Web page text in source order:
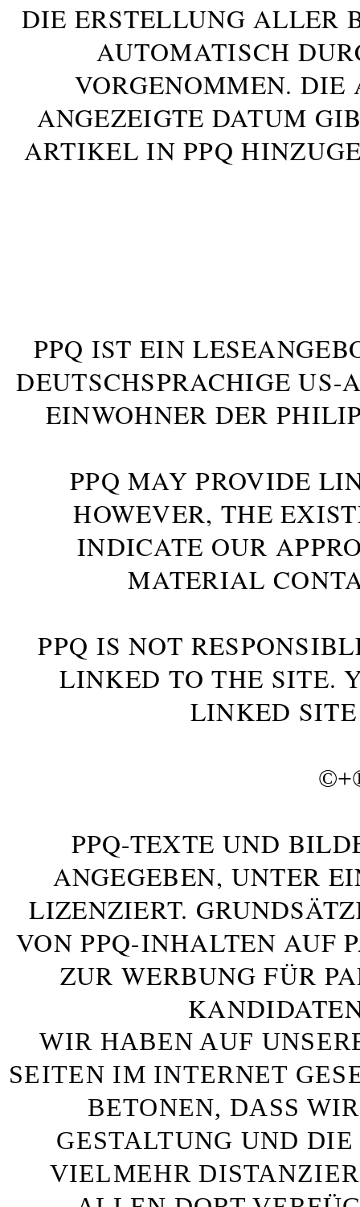
DIE ERSTELLUNG ALLER
AUTOMATISCH
VORGENOMMEN. DIE
ANGEZEIGTE DATUM
ARTIKEL IN PPQ
PPQ IST EIN
DEUTSCHSPRACHIGE US-
INWOHNER DER
PPQ MAY PROVIDE
HOWEVER, THE
INDICATE OUR
MATERIAL
PPQ IS NOT
LINKED TO THE SITE.
LINKED
©+
PPQ-TEXTE UND
ANGEGEBEN, UNTER
LIZENZIERT.
VON PPQ-INHALTEN AUF
ZUR WERBUNG FÜR
WIR HABEN AUF
SEITEN IM INTERNET
BETONEN, DASS
GESTALTUNG UND
VIELMEHR